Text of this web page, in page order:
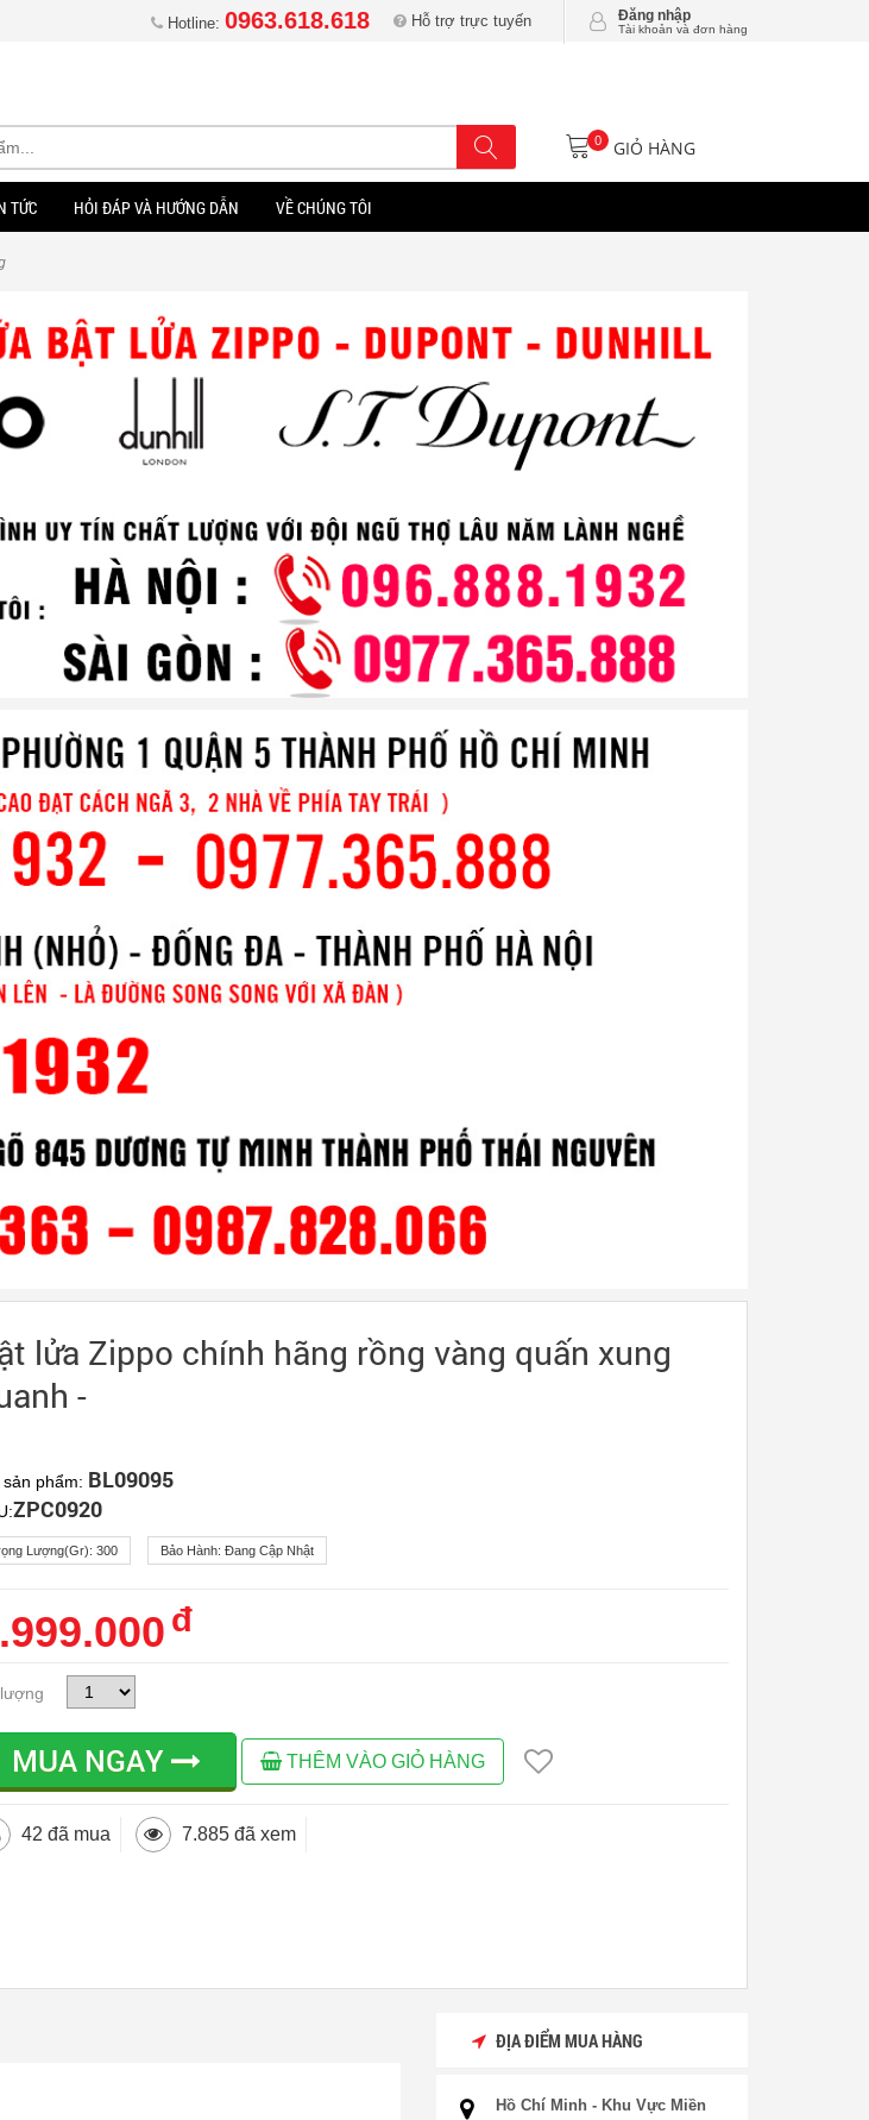
Hotline: 0963.618.618 Hỗ trợ trực tuyến Đăng nhập
Tài khoản và đơn hàng
0 GIỎ HÀNG
TỨC HỎI ĐÁP VÀ HƯỚNG DẪN VỀ CHÚNG TÔI
lửa Zippo chính hãng rồng vàng quấn xung
-
sản phẩm: BL09095
ZPC0920
Lượng(gr):300 Bảo Hành:Đang Cập Nhật
đ
MUA NGAY THÊM VÀO GIỎ HÀNG
42 đã mua 7.885 đã xem
ĐỊA ĐIỂM MUA HÀNG
Hồ Chí Minh - Khu Vực Miền